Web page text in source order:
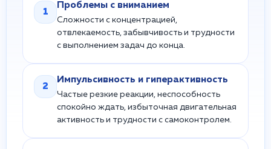
1
Проблемы с вниманием
Сложности с концентрацией,
отвлекаемость, забывчивость и трудности
с выполнением задач до конца.
2
Импульсивность и гиперактивность
Частые резкие реакции, неспособность
спокойно ждать, избыточная двигательная
активность и трудности с самоконтролем.